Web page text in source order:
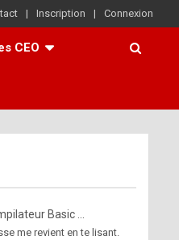
Inscription Connexion
CEO
Basic ...
me revient en te lisant.